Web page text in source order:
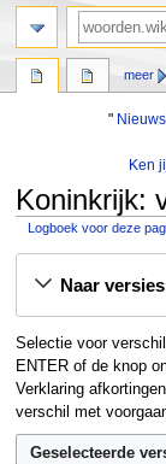
"
Ken
Koninkrijk:
Logboek voor deze
navigatie
zoekenNaar
Selectie voor
ENTER of de knop
Verklaring
verschil met
meer
zoeken